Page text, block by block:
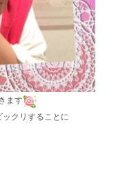
ます
クリすることに